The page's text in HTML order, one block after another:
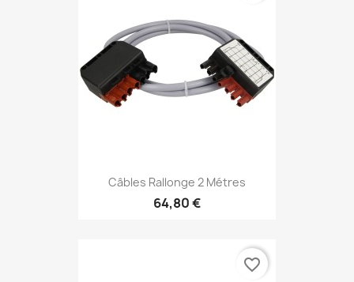
Câbles Rallonge 2 Métres
64,80 €
favorite_border